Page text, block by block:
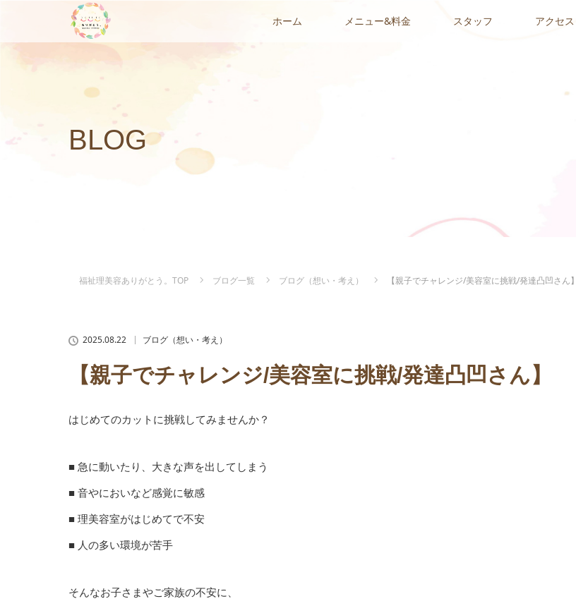
ホーム メニュー&料金 スタッフ アクセス
BLOG
福祉理美容ありがとう。TOP ブログ一覧 ブログ（想い・考え） 【親子でチャレンジ/美容室に挑戦/発達凸凹さん】
2025.08.22 ブログ（想い・考え）
【親子でチャレンジ/美容室に挑戦/発達凸凹さん】
はじめてのカットに挑戦してみませんか？
■ 急に動いたり、大きな声を出してしまう
■ 音やにおいなど感覚に敏感
■ 理美容室がはじめてで不安
■ 人の多い環境が苦手
そんなお子さまやご家族の不安に、